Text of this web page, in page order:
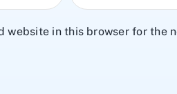
website in this browser for the